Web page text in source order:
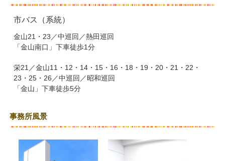
市バス（系統）
金山21・23／中巡回／熱田巡回
「金山南口」下車徒歩1分
栄21／金山11・12・14・15・16・18・19・20・21・22・
23・25・26／中巡回／昭和巡回
「金山」下車徒歩5分
事務所風景